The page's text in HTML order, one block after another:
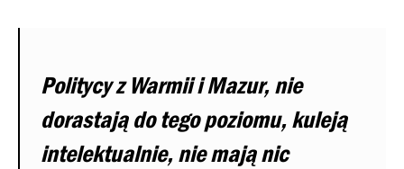
Politycy z Warmii i Mazur, nie
dorastają do tego poziomu, kuleją
intelektualnie, nie mają nic